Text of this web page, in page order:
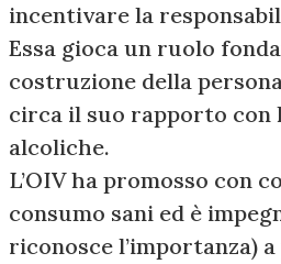
incentivare la
Essa gioca un ruolo
costruzione della
circa il suo rapporto con
alcoliche.
L’OIV ha promosso con
consumo sani ed è
riconosce l’importanza)